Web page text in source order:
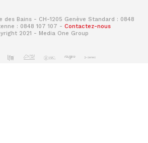
des Bains - CH-1205 Genève Standard : 0848
: 0848 107 107 - Contactez-nous
2021 - Media One Group